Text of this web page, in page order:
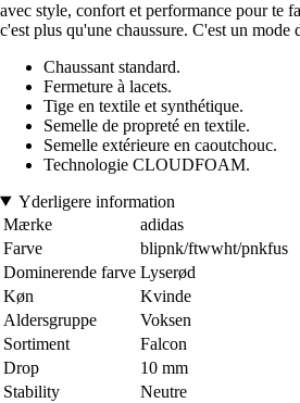
avec style, confort et performance pour te
c'est plus qu'une chaussure. C'est un mode
Chaussant standard.
Fermeture à lacets.
Tige en textile et synthétique.
Semelle de propreté en textile.
Semelle extérieure en caoutchouc.
Technologie CLOUDFOAM.
Yderligere information
Mærke
adidas
Farve
blipnk/ftwwht/pnkfus
Dominerende farve Lyserød
Køn
Kvinde
Aldersgruppe
Voksen
Sortiment
Falcon
Drop
10 mm
Stability
Neutre